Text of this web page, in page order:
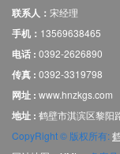
联系人： 宋经理
手机： 13569638465
电话 : 0392-2626890
传真 : 0392-3319798
网址 : www.hnzkgs.com
地址 : 鹤壁市淇滨区黎阳
CopyRight © 版权所有: